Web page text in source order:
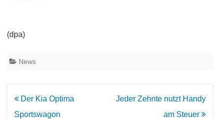
(dpa)
News
Beitrags-
Navigation
Der Kia Optima
Sportswagon
Jeder Zehnte nutzt Handy
am Steuer